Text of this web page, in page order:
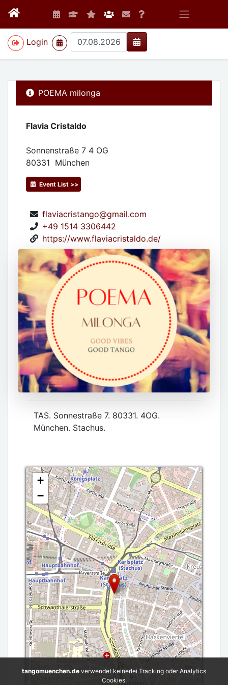
Login
>
POEMA milonga
Flavia Cristaldo
Sonnenstraße 7 4 OG
80331 München
Event List >>
flaviacristango@gmail.com
+49 1514 3306442
https://www.flaviacristaldo.de/
TAS. Sonnestraße 7. 80331. 4OG.
München. Stachus.
+
−
tangomuenchen.de verwendet keinerlei Tracking oder Analytics
Cookies.